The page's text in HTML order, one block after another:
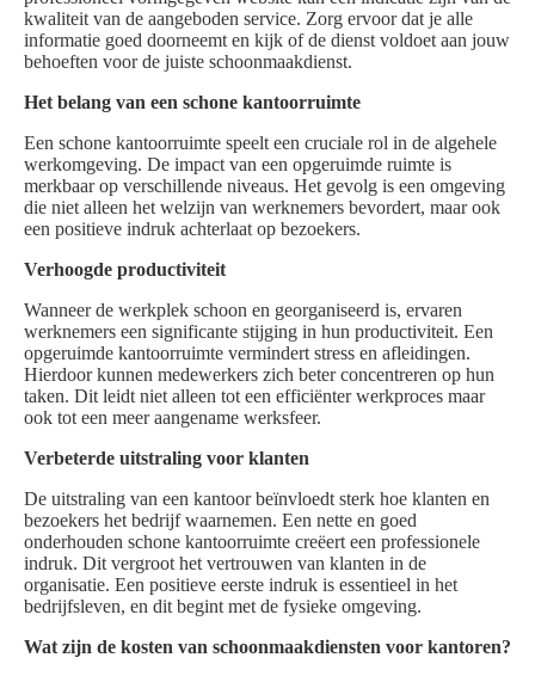
kwaliteit van de aangeboden service. Zorg ervoor dat je alle
informatie goed doorneemt en kijk of de dienst voldoet aan jouw
behoeften voor de juiste schoonmaakdienst.
Het belang van een schone kantoorruimte
Een schone kantoorruimte speelt een cruciale rol in de algehele
werkomgeving. De impact van een opgeruimde ruimte is
merkbaar op verschillende niveaus. Het gevolg is een omgeving
die niet alleen het welzijn van werknemers bevordert, maar ook
een positieve indruk achterlaat op bezoekers.
Verhoogde productiviteit
Wanneer de werkplek schoon en georganiseerd is, ervaren
werknemers een significante stijging in hun productiviteit. Een
opgeruimde kantoorruimte vermindert stress en afleidingen.
Hierdoor kunnen medewerkers zich beter concentreren op hun
taken. Dit leidt niet alleen tot een efficiënter werkproces maar
ook tot een meer aangename werksfeer.
Verbeterde uitstraling voor klanten
De uitstraling van een kantoor beïnvloedt sterk hoe klanten en
bezoekers het bedrijf waarnemen. Een nette en goed
onderhouden schone kantoorruimte creëert een professionele
indruk. Dit vergroot het vertrouwen van klanten in de
organisatie. Een positieve eerste indruk is essentieel in het
bedrijfsleven, en dit begint met de fysieke omgeving.
Wat zijn de kosten van schoonmaakdiensten voor kantoren?